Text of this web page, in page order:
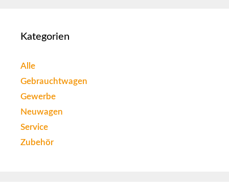
Kategorien
Alle
Gebrauchtwagen
Gewerbe
Neuwagen
Service
Zubehör